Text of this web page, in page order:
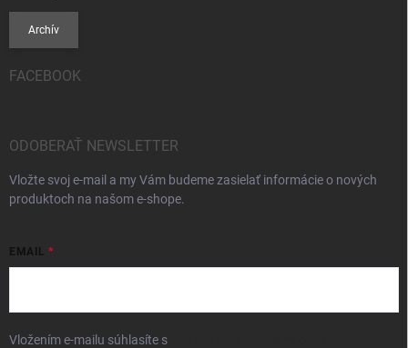
Archív
FACEBOOK
ODOBERAŤ NEWSLETTER
Vložte svoj e-mail a my Vám budeme zasielať informácie o nových
produktoch na našom e-shope.
EMAIL
Vložením e-mailu súhlasíte s